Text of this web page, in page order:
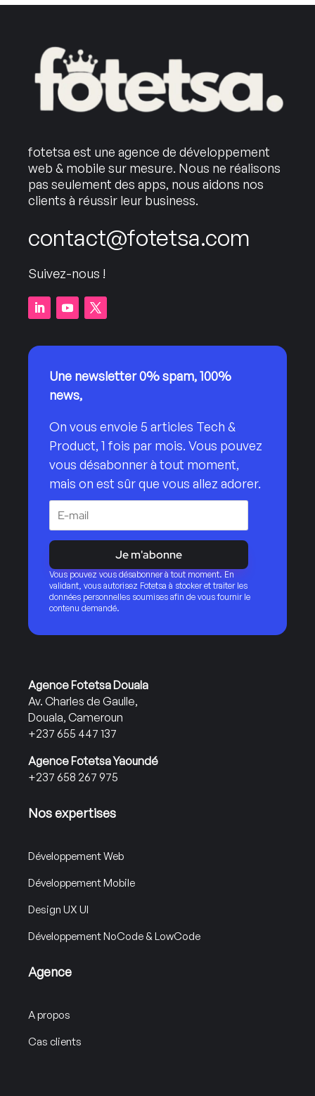
fotetsa est une agence de développement
web & mobile sur mesure. Nous ne réalisons
pas seulement des apps, nous aidons nos
clients à réussir leur business.
contact@fotetsa.com
Suivez-nous !
Une newsletter 0% spam, 100%
news,
On vous envoie 5 articles Tech &
Product, 1 fois par mois. Vous pouvez
vous désabonner à tout moment,
mais on est sûr que vous allez adorer.
Je m'abonne
Vous pouvez vous désabonner à tout moment. En
validant, vous autorisez Fotetsa à stocker et traiter les
données personnelles soumises afin de vous fournir le
contenu demandé.
Agence Fotetsa Douala
Av. Charles de Gaulle,
Douala, Cameroun
+237 655 447 137
Agence Fotetsa Yaoundé
+237 658 267 975
Nos expertises
Développement Web
Développement Mobile
Design UX UI
Développement NoCode & LowCode
Agence
A propos
Cas clients